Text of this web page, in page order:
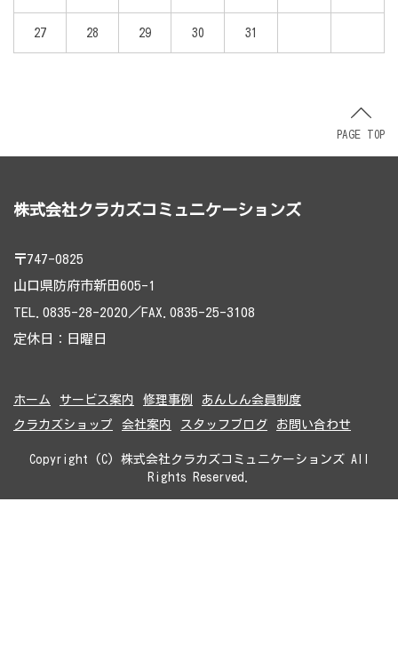
27 28 29 30 31
PAGE TOP
株式会社クラカズコミュニケーションズ
〒747-0825
山口県防府市新田605-1
TEL.0835-28-2020／FAX.0835-25-3108
定休日：日曜日
ホーム サービス案内 修理事例
あんしん会員制度
クラカズショップ
会社案内 スタッフブログ お問い合わせ
Copyright (C) 株式会社クラカズコミュニケーションズ All
Rights Reserved.